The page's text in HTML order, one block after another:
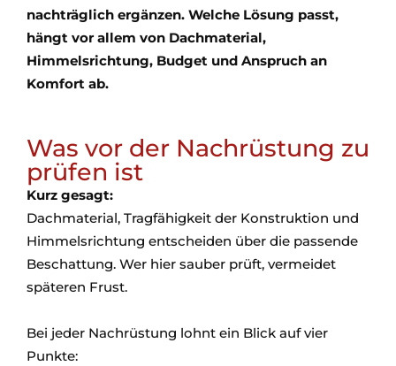
nachträglich ergänzen. Welche Lösung passt,
hängt vor allem von Dachmaterial,
Himmelsrichtung, Budget und Anspruch an
Komfort ab.
Was vor der Nachrüstung zu
prüfen ist
Kurz gesagt:
Dachmaterial, Tragfähigkeit der Konstruktion und
Himmelsrichtung entscheiden über die passende
Beschattung. Wer hier sauber prüft, vermeidet
späteren Frust.
Bei jeder Nachrüstung lohnt ein Blick auf vier
Punkte: